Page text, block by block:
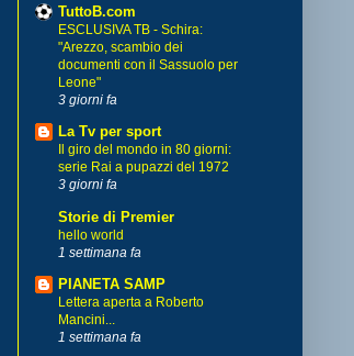
TuttoB.com
ESCLUSIVA TB - Schira:
"Arezzo, scambio dei
documenti con il Sassuolo per
Leone"
3 giorni fa
La Tv per sport
Il giro del mondo in 80 giorni:
serie Rai a pupazzi del 1972
3 giorni fa
Storie di Premier
hello world
1 settimana fa
PIANETA SAMP
Lettera aperta a Roberto
Mancini...
1 settimana fa